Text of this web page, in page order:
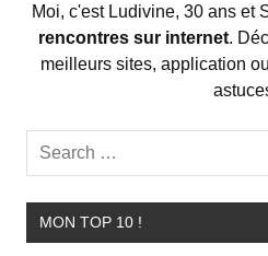
Moi, c'est Ludivine, 30 ans et
rencontres sur internet.
meilleurs sites, application
MON TOP 10 !